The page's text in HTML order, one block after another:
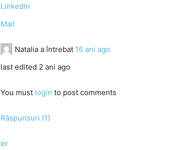
LinkedIn
Mail
Natalia a întrebat 16 ani ago
last edited 2 ani ago
You must login to post comments
Răspunsuri (1)